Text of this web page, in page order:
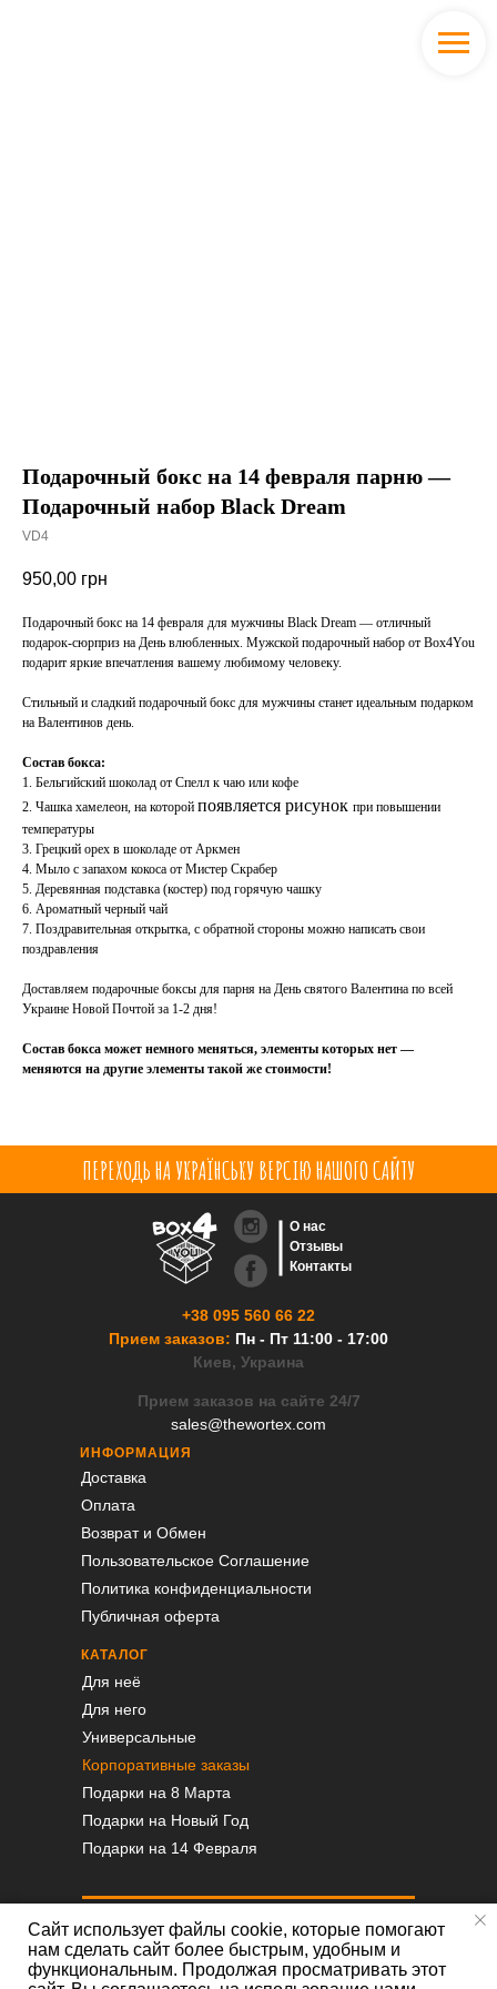
Подарочный бокс на 14 февраля парню —
Подарочный набор Black Dream
VD4
950,00 грн
Подарочный бокс на 14 февраля для мужчины Black Dream — отличный
подарок-сюрприз на День влюбленных. Мужской подарочный набор от Box4You
подарит яркие впечатления вашему любимому человеку.
Стильный и сладкий подарочный бокс для мужчины станет идеальным подарком
на Валентинов день.
Состав бокса:
1. Бельгийский шоколад от Спелл к чаю или кофе
2. Чашка хамелеон, на которой появляется рисунок при повышении
температуры
3. Грецкий орех в шоколаде от Аркмен
4. Мыло с запахом кокоса от Мистер Скрабер
5. Деревянная подставка (костер) под горячую чашку
6. Ароматный черный чай
7. Поздравительная открытка, с обратной стороны можно написать свои
поздравления
Доставляем подарочные боксы для парня на День святого Валентина по всей
Украине Новой Почтой за 1-2 дня!
Состав бокса может немного меняться, элементы которых нет —
меняются на другие элементы такой же стоимости!
ПЕРЕХОДЬ НА УКРАЇНСЬКУ ВЕРСІЮ НАШОГО САЙТУ
ИНФОРМАЦИЯ
Доставка
Оплата
Возврат и Обмен
Пользовательское Соглашение
Политика конфиденциальности
Публичная оферта
КАТАЛОГ
Для неё
Для него
Универсальные
Корпоративные заказы
Подарки на 8 Марта
Подарки на Новый Год
Подарки на 14 Февраля
+38 095 560 66 22
Прием заказов: Пн - Пт 11:00 - 17:00
Киев, Украина
Прием заказов на сайте 24/7
sales@thewortex.com
О нас
Отзывы
Контакты
Сайт использует файлы cookie, которые помогают
нам сделать сайт более быстрым, удобным и
функциональным. Продолжая просматривать этот